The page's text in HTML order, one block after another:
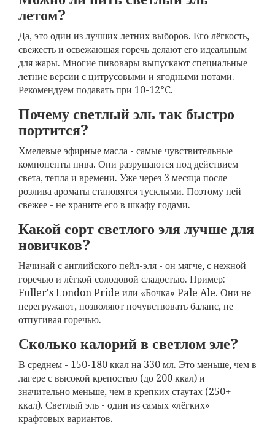
летом?
Да, это один из лучших летних выборов. Его лёгкость,
свежесть и освежающая горечь делают его идеальным
для жары. Многие пивовары выпускают специальные
летние версии с цитрусовыми и ягодными нотами.
Рекомендуем подавать при 10-12°C.
Почему светлый эль так быстро
портится?
Хмелевые эфирные масла - самые чувствительные
компоненты пива. Они разрушаются под действием
света, тепла и времени. Уже через 3 месяца после
розлива ароматы становятся тусклыми. Поэтому пей
свежее - не храните его в шкафу годами.
Какой сорт светлого эля лучше для
новичков?
Начинай с английского пейл-эля - он мягче, с нежной
горечью и лёгкой солодовой сладостью. Пример:
Fuller's London Pride или «Бочка» Pale Ale. Они не
перегружают, позволяют почувствовать баланс, не
отпугивая горечью.
Сколько калорий в светлом эле?
В среднем - 150-180 ккал на 330 мл. Это меньше, чем в
лагере с высокой крепостью (до 200 ккал) и
значительно меньше, чем в крепких стаутах (250+
ккал). Светлый эль - один из самых «лёгких»
крафтовых вариантов.